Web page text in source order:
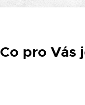
Co pro Vás